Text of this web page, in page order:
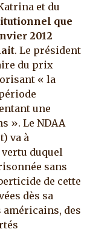
et du
que
2012
. Le président
du prix
« la
une
». Le NDAA
va à
vertu duquel
sans
de cette
dès sa
américains, des